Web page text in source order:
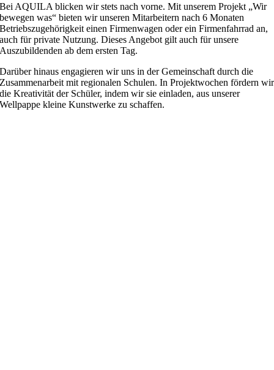
Bei AQUILA blicken wir stets nach vorne. Mit unserem Projekt „Wir
bewegen was“ bieten wir unseren Mitarbeitern nach 6 Monaten
Betriebszugehörigkeit einen Firmenwagen oder ein Firmenfahrrad an,
auch für private Nutzung. Dieses Angebot gilt auch für unsere
Auszubildenden ab dem ersten Tag.
Darüber hinaus engagieren wir uns in der Gemeinschaft durch die
Zusammenarbeit mit regionalen Schulen. In Projektwochen fördern wir
die Kreativität der Schüler, indem wir sie einladen, aus unserer
Wellpappe kleine Kunstwerke zu schaffen.